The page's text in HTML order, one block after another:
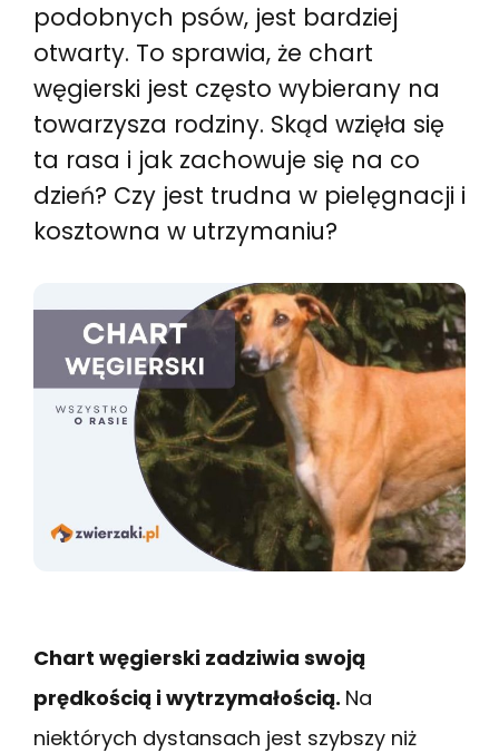
podobnych psów, jest bardziej
otwarty. To sprawia, że chart
węgierski jest często wybierany na
towarzysza rodziny. Skąd wzięła się
ta rasa i jak zachowuje się na co
dzień? Czy jest trudna w pielęgnacji i
kosztowna w utrzymaniu?
Chart węgierski zadziwia swoją
prędkością i wytrzymałością. Na
niektórych dystansach jest szybszy niż